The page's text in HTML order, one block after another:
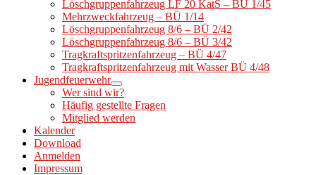
Löschgruppenfahrzeug LF 20 KatS – BÜ 1/45
Mehrzweckfahrzeug – BÜ 1/14
Löschgruppenfahrzeug 8/6 – BÜ 2/42
Löschgruppenfahrzeug 8/6 – BÜ 3/42
Tragkraftspritzenfahrzeug – BÜ 4/47
Tragkraftspritzenfahrzeug mit Wasser BÜ 4/48
Jugendfeuerwehr
Wer sind wir?
Häufig gestellte Fragen
Mitglied werden
Kalender
Download
Anmelden
Impressum